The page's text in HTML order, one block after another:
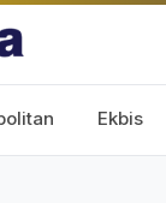
Ekbis